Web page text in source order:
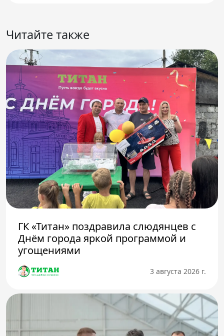
Читайте также
ГК «Титан» поздравила слюдянцев с
Днём города яркой программой и
угощениями
3 августа 2026 г.